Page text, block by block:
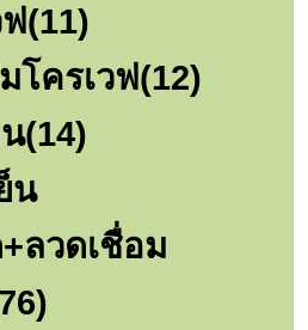
(11)
โครเวฟ(12)
(14)
น
ลวดเชื่อม